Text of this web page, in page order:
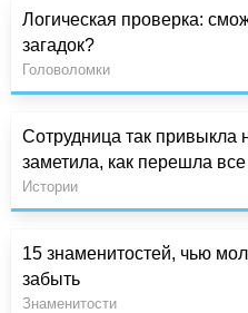
Логическая проверка:
загадок?
Головоломки
Сотрудница так привыкла
заметила, как перешла
Истории
15 знаменитостей, чью
забыть
Знаменитости